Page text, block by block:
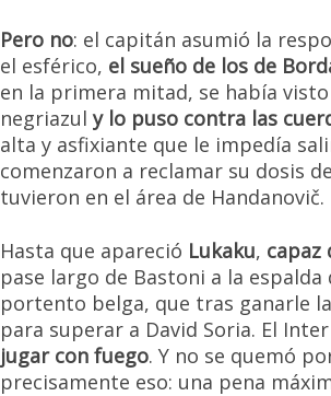
Pero no: el capitán asumió la
el esférico, el sueño de los de
en la primera mitad, se había
negriazuly lo puso contra las
alta y asfixiante que le impedía
comenzaron a reclamar su dosis
tuvieron en el área de Handanovič.
Hasta que apareció Lukaku, capaz
pase largo de Bastoni a la
portento belga, que tras ganarle
para superar a David Soria. El
jugar con fuego. Y no se quemó
precisamente eso: una pena